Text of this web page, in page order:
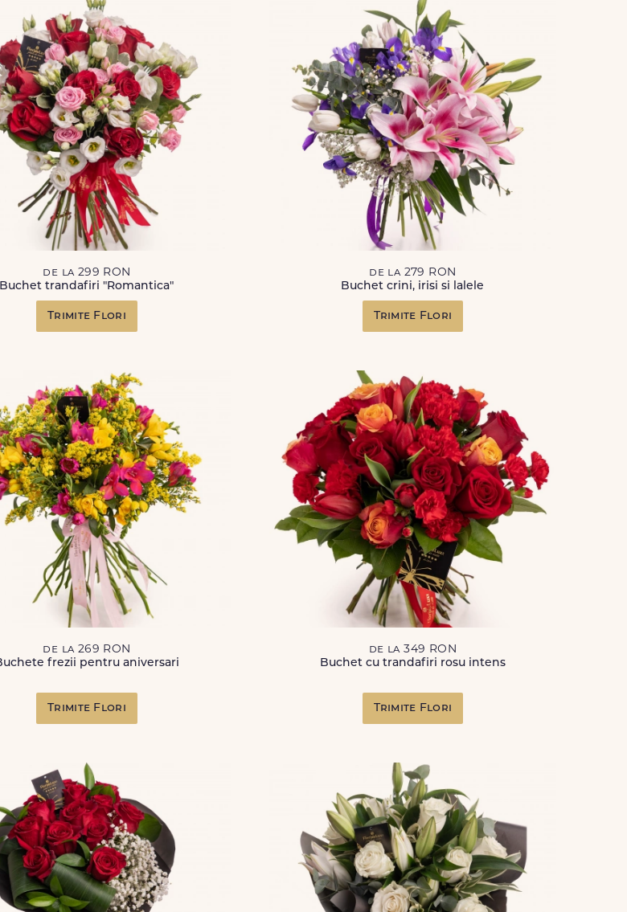
de la 299 RON
Buchet trandafiri "Romantica"
Trimite Flori
de la 279 RON
Buchet crini, irisi si lalele
Trimite Flori
de la 269 RON
frezii pentru aniversari
Trimite Flori
de la 349 RON
Buchet cu trandafiri rosu intens
Trimite Flori